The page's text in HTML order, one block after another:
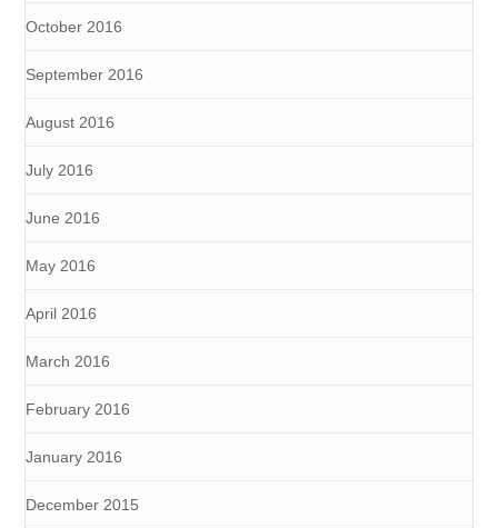
October 2016
September 2016
August 2016
July 2016
June 2016
May 2016
April 2016
March 2016
February 2016
January 2016
December 2015